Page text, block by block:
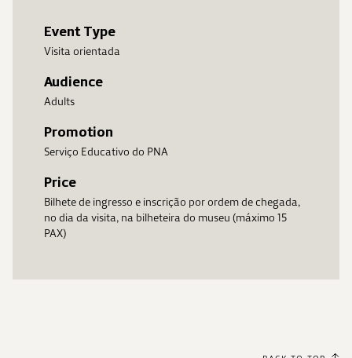
Event Type
Visita orientada
Audience
Adults
Promotion
Serviço Educativo do PNA
Price
Bilhete de ingresso e inscrição por ordem de chegada,
no dia da visita, na bilheteira do museu (máximo 15
PAX)